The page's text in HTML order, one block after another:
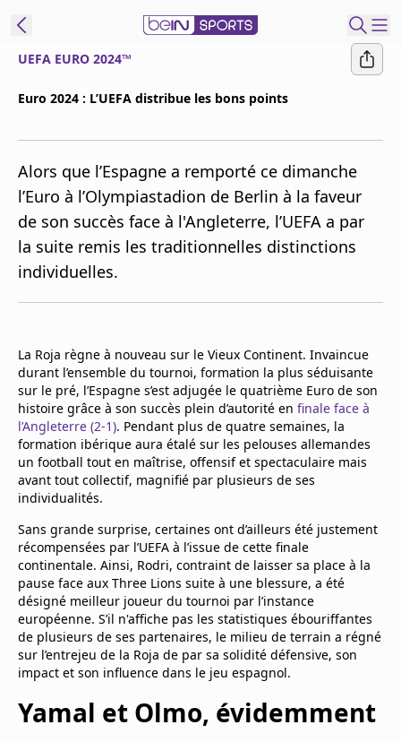
Replays
Podcasts
En Direct
Gérer les
notifications
Grille TV
beINSPIRED
CGU
Mentions légales
Cookies
Protection des données
Paramétrer mon consentement
UEFA EURO 2024™
Euro 2024 : L’UEFA distribue les bons points
Alors que l’Espagne a remporté ce dimanche
l’Euro à l’Olympiastadion de Berlin à la faveur
de son succès face à l'Angleterre, l’UEFA a par
la suite remis les traditionnelles distinctions
individuelles.
La Roja règne à nouveau sur le Vieux Continent. Invaincue
durant l’ensemble du tournoi, formation la plus séduisante
sur le pré, l’Espagne s’est adjugée le quatrième Euro de son
histoire grâce à son succès plein d’autorité en finale face à
l’Angleterre (2-1). Pendant plus de quatre semaines, la
formation ibérique aura étalé sur les pelouses allemandes
un football tout en maîtrise, offensif et spectaculaire mais
avant tout collectif, magnifié par plusieurs de ses
individualités.
Sans grande surprise, certaines ont d’ailleurs été justement
récompensées par l’UEFA à l’issue de cette finale
continentale. Ainsi, Rodri, contraint de laisser sa place à la
pause face aux Three Lions suite à une blessure, a été
désigné meilleur joueur du tournoi par l’instance
européenne. S’il n'affiche pas les statistiques ébouriffantes
de plusieurs de ses partenaires, le milieu de terrain a régné
sur l’entrejeu de la Roja de par sa solidité défensive, son
impact et son influence dans le jeu espagnol.
Yamal et Olmo, évidemment